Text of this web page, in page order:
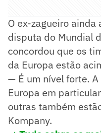
O ex-zagueiro ainda
disputa do Mundial
concordou que os
da Europa estão
— É um nível forte.
Europa em
outras também
Kompany.